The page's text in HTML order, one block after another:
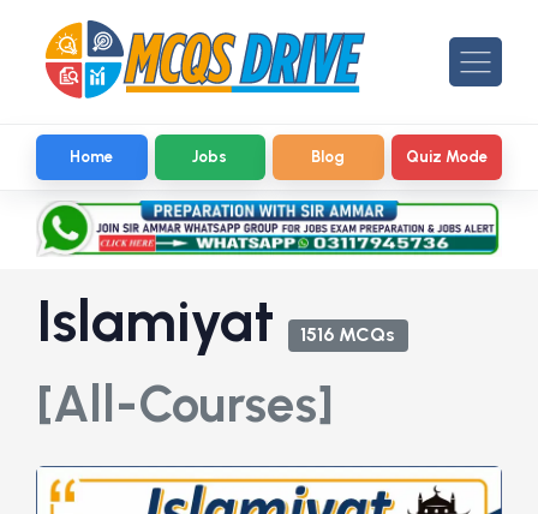
Home Jobs Blog Quiz Mode
Islamiyat 1516 MCQs
[All-Courses]